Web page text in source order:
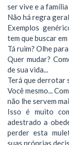
ser vive e a família
Não há regra
Exemplos
tem que buscar
Tá ruim? Olhe
Quer mudar?
de sua vida...
Terá que derrotar
Você mesmo...
não lhe servem
Isso é muito
adestrado a
perder esta
suas próprias